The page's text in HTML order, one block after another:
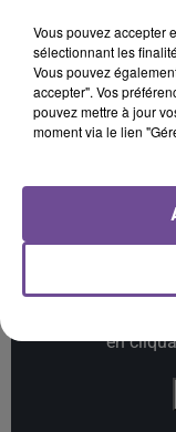
RICK TONIC
Ibiza Life
Cet élément
en
Vous pouvez accepter
sélectionnant les
Vous pouvez
accepter". Vos
pouvez mettre à jour
moment via le lien